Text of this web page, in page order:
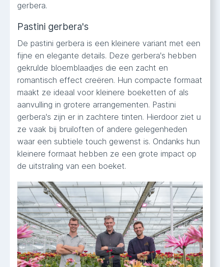
gerbera.
Pastini gerbera's
De pastini gerbera is een kleinere variant met een
fijne en elegante details. Deze gerbera's hebben
gekrulde bloemblaadjes die een zacht en
romantisch effect creëren. Hun compacte formaat
maakt ze ideaal voor kleinere boeketten of als
aanvulling in grotere arrangementen. Pastini
gerbera's zijn er in zachtere tinten. Hierdoor ziet u
ze vaak bij bruiloften of andere gelegenheden
waar een subtiele touch gewenst is. Ondanks hun
kleinere formaat hebben ze een grote impact op
de uitstraling van een boeket.